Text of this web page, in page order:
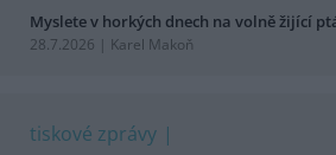
Myslete v horkých dnech na volně žijící
28.7.2026 | Karel Makoň
tiskové zprávy